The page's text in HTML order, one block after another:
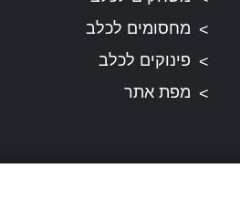
מחסומים לכלב
פינוקים לכלב
מפת אתר
תקנונים